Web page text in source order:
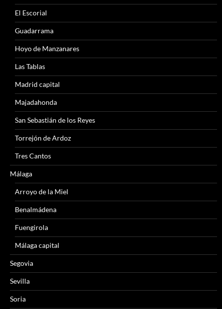
El Escorial
Guadarrama
Hoyo de Manzanares
Las Tablas
Madrid capital
Majadahonda
San Sebastián de los Reyes
Torrejón de Ardoz
Tres Cantos
Málaga
Arroyo de la Miel
Benalmádena
Fuengirola
Málaga capital
Segovia
Sevilla
Soria